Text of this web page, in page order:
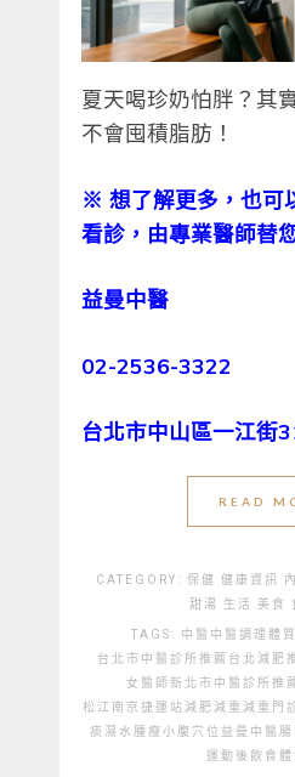
夏天喝珍奶怕胖？其
不會囤積脂肪！
※ 想了解更多，也可
看診，由專業醫師替
益曼中醫
02-2536-3322
台北市中山區一江街
READ
CATEGORY: 保健 健康資訊
甜湯
生活 美食
TAGS: 中醫 中醫調理體質
台北市中醫診所推薦 台北減肥
女醫師 新北市中醫診所推
松江南京捷運站 減肥 減重 減重門
痰濕水腫 瘦小腹穴位 益曼中醫
運動後飲食 體